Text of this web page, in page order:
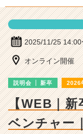
2025/11/25
オンライン開催
説明会 新卒 2026
【WEB｜
ベンチャー